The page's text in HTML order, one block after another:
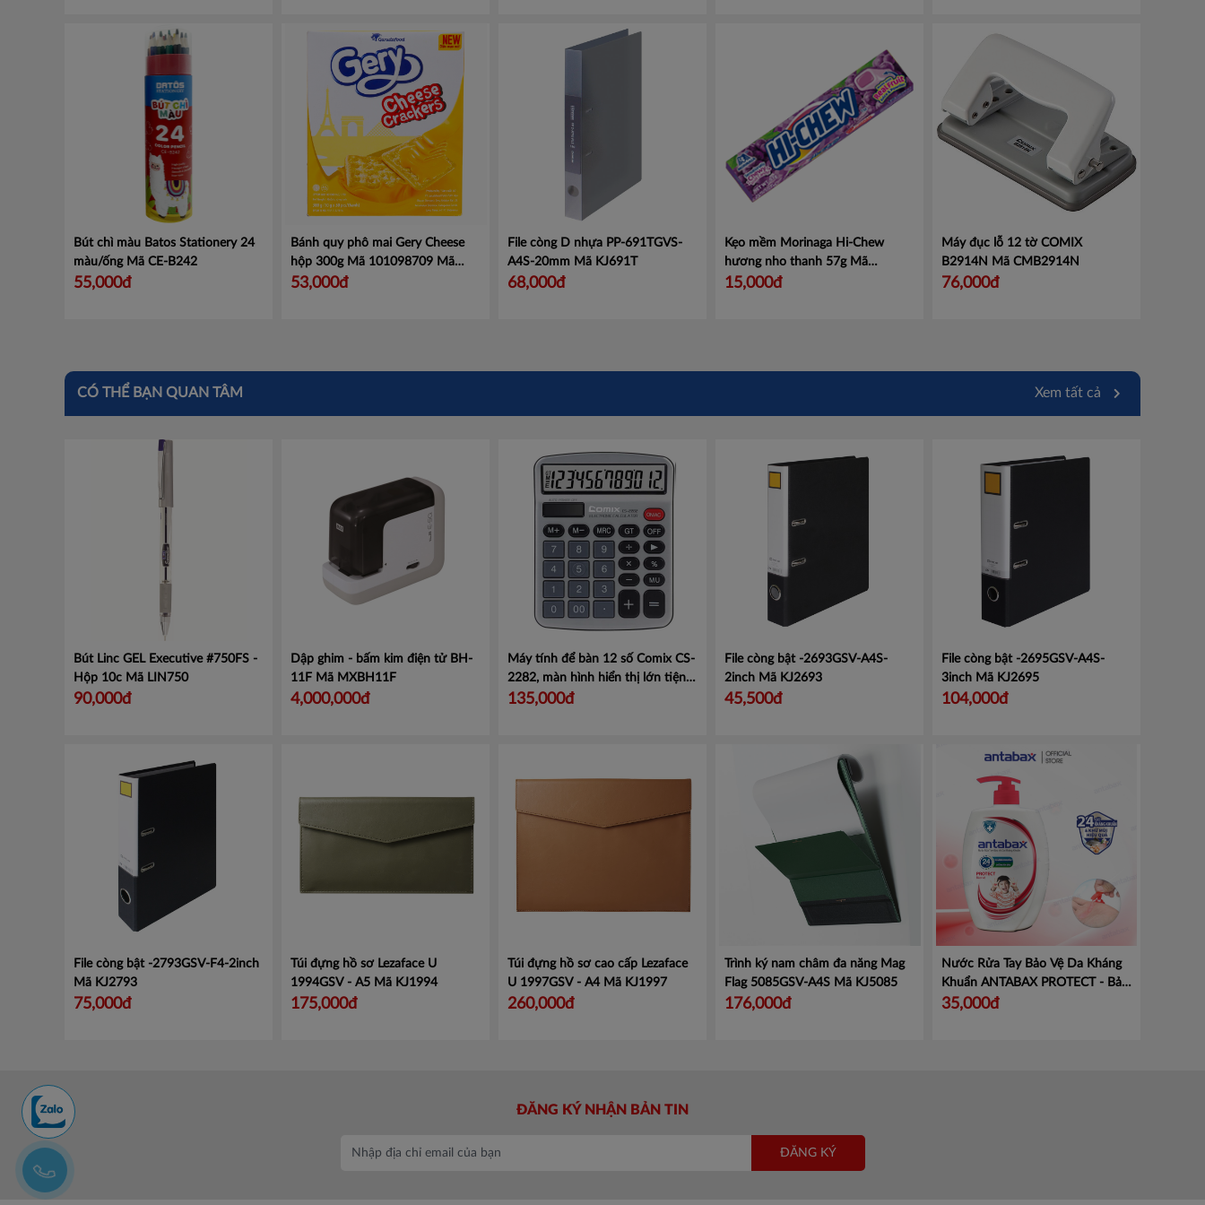
Bút chì màu Batos Stationery 24
màu/ống Mã CE-B242
55,000đ
Bánh quy phô mai Gery Cheese
hộp 300g Mã 101098709 Mã
101098709
53,000đ
File còng D nhựa PP-691TGVS-
A4S-20mm Mã KJ691T
68,000đ
Kẹo mềm Morinaga Hi-Chew
hương nho thanh 57g Mã
101112512
15,000đ
Máy đục lỗ 12 tờ COMIX
B2914N
Mã CMB2914N
76,000đ
CÓ THỂ BẠN QUAN TÂM Xem tất cả
Bút Linc GEL Executive #750FS -
Hộp 10c Mã LIN750
90,000đ
Dập ghim - bấm kim điện tử BH-
11F Mã MXBH11F
4,000,000đ
Máy tính để bàn 12 số Comix CS-
2282, màn hình hiển thị lớn tiện
lợi.Mã CMCS2282
135,000đ
File còng bật -2693GSV-A4S-
2inch Mã KJ2693
45,500đ
File còng bật -2695GSV-A4S-
3inch Mã KJ2695
104,000đ
File còng bật -2793GSV-F4-2inch
Mã KJ2793
75,000đ
Túi đựng hồ sơ Lezaface U
1994GSV - A5 Mã KJ1994
175,000đ
Túi đựng hồ sơ cao cấp Lezaface
U 1997GSV - A4 Mã KJ1997
260,000đ
Trình ký nam châm đa năng Mag
Flag 5085GSV-A4S Mã KJ5085
176,000đ
Nước Rửa Tay Bảo Vệ Da Kháng
Khuẩn ANTABAX PROTECT - Bảo
VệMã 893 614923 01820
35,000đ
ĐĂNG KÝ NHẬN BẢN TIN
ĐĂNG KÝ